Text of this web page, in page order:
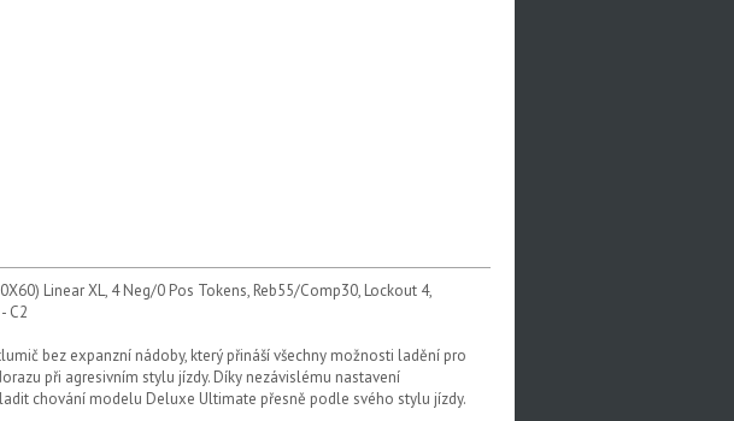
Linear XL, 4 Neg/0 Pos Tokens, Reb55/Comp30, Lockout 4,
C2
bez expanzní nádoby, který přináší všechny možnosti ladění pro
při agresivním stylu jízdy. Díky nezávislému nastavení
chování modelu Deluxe Ultimate přesně podle svého stylu jízdy.